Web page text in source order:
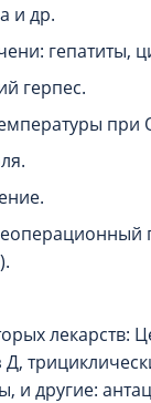
и др.
гепатиты,
герпес.
при
лекарств:
и другие: